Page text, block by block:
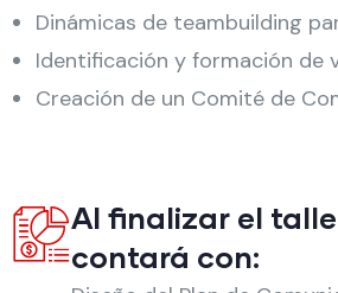
Dinámicas de teambuilding
Identificación y formación de
Creación de un Comité de
Al finalizar el
contará con: